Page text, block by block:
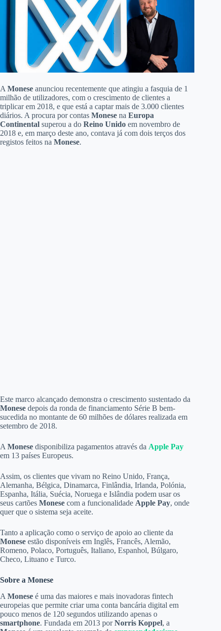
A Monese anunciou recentemente que atingiu a fasquia de 1
milhão de utilizadores, com o crescimento de clientes a
triplicar em 2018, e que está a captar mais de 3.000 clientes
diários. A procura por contas Monese na Europa
Continental superou a do Reino Unido em novembro de
2018 e, em março deste ano, contava já com dois terços dos
registos feitos na Monese.
Este marco alcançado demonstra o crescimento sustentado da
Monese depois da ronda de financiamento Série B bem-
sucedida no montante de 60 milhões de dólares realizada em
setembro de 2018.
A Monese disponibiliza pagamentos através da Apple Pay
em 13 países Europeus.
Assim, os clientes que vivam no Reino Unido, França,
Alemanha, Bélgica, Dinamarca, Finlândia, Irlanda, Polónia,
Espanha, Itália, Suécia, Noruega e Islândia podem usar os
seus cartões Monese com a funcionalidade Apple Pay, onde
quer que o sistema seja aceite.
Tanto a aplicação como o serviço de apoio ao cliente da
Monese estão disponíveis em Inglês, Francês, Alemão,
Romeno, Polaco, Português, Italiano, Espanhol, Búlgaro,
Checo, Lituano e Turco.
Sobre a Monese
A Monese é uma das maiores e mais inovadoras fintech
europeias que permite criar uma conta bancária digital em
pouco menos de 120 segundos utilizando apenas o
smartphone. Fundada em 2013 porNorris Koppel, a